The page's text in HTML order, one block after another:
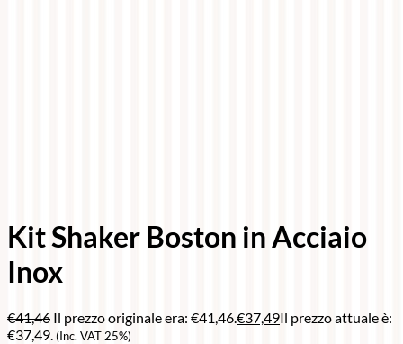
Kit Shaker Boston in Acciaio
Inox
€41,46 Il prezzo originale era: €41,46.€37,49Il prezzo attuale è:
€37,49.(Inc. VAT 25%)